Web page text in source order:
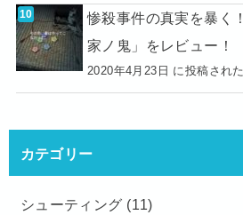
惨殺事件の真実を暴く
家ノ鬼」をレビュー！
2020年4月23日 に投稿された
カテゴリー
シューティング (11)